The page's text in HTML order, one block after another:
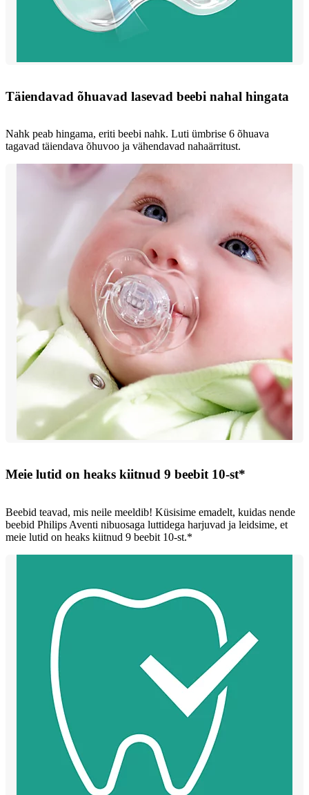
Täiendavad õhuavad lasevad beebi nahal hingata
Nahk peab hingama, eriti beebi nahk. Luti ümbrise 6 õhuava
tagavad täiendava õhuvoo ja vähendavad nahaärritust.
Meie lutid on heaks kiitnud 9 beebit 10-st*
Beebid teavad, mis neile meeldib! Küsisime emadelt, kuidas nende
beebid Philips Aventi nibuosaga luttidega harjuvad ja leidsime, et
meie lutid on heaks kiitnud 9 beebit 10-st.*